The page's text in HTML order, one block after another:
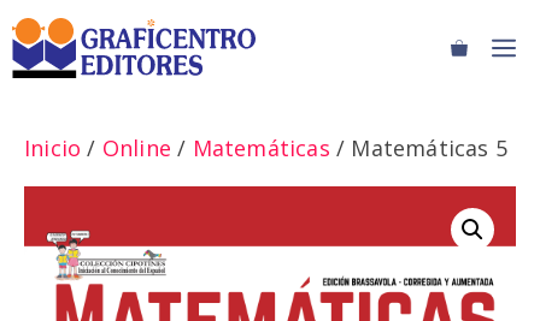
Saltar
al
contenido
Inicio / Online / Matemáticas / Matemáticas 5